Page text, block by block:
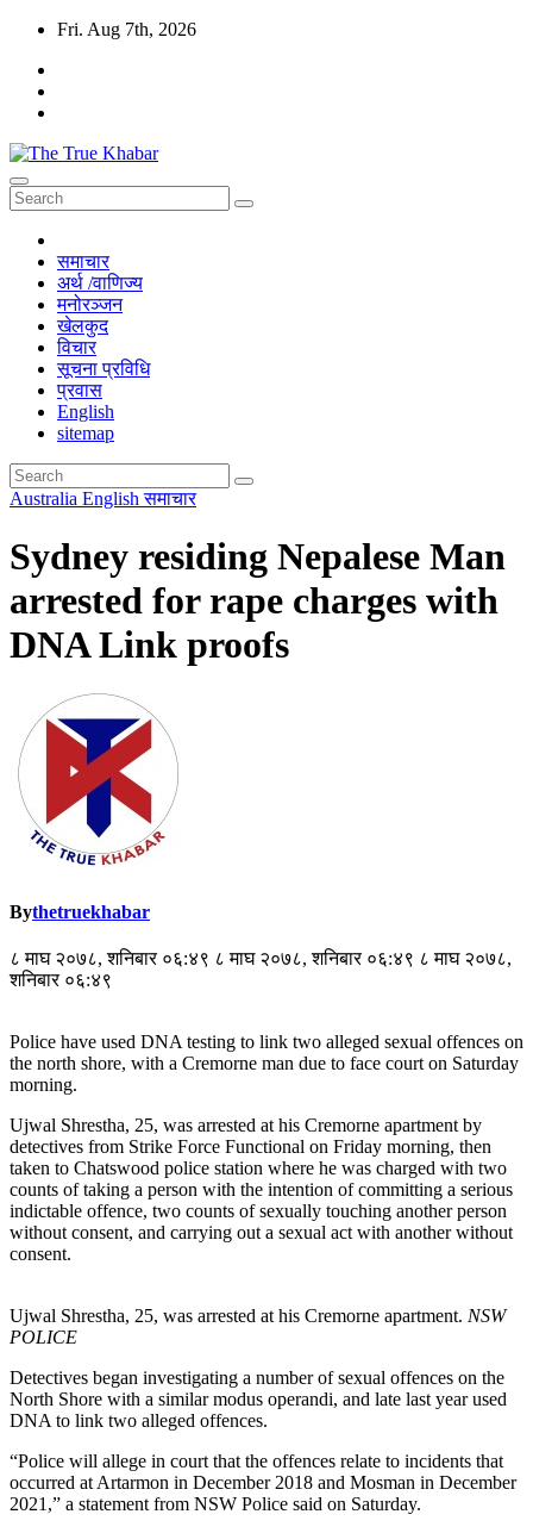
Skip
content
Fri. Aug 7th, 2026
The True Khabar
सत्य, निष्पक्ष र विश्वासिलो खबर True, Fair And Reliable News
समाचार
अर्थ /वाणिज्य
मनोरञ्जन
खेलकुद
विचार
सूचना प्रविधि
प्रवास
English
sitemap
Australia Englishसमाचार
Sydney residing Nepalese Man
arrested for rape charges with
DNA Link proofs
Bythetruekhabar
८ माघ २०७८, शनिबार ०६:४९ ८ माघ २०७८, शनिबार ०६:४९ ८ माघ २०७८,
शनिबार ०६:४९
Police have used DNA testing to link two alleged sexual offences on
the north shore, with a Cremorne man due to face court on Saturday
morning.
Ujwal Shrestha, 25, was arrested at his Cremorne apartment by
detectives from Strike Force Functional on Friday morning, then
taken to Chatswood police station where he was charged with two
counts of taking a person with the intention of committing a serious
indictable offence, two counts of sexually touching another person
without consent, and carrying out a sexual act with another without
consent.
Ujwal Shrestha, 25, was arrested at his Cremorne apartment. NSW
POLICE
Detectives began investigating a number of sexual offences on the
North Shore with a similar modus operandi, and late last year used
DNA to link two alleged offences.
“Police will allege in court that the offences relate to incidents that
occurred at Artarmon in December 2018 and Mosman in December
2021,” a statement from NSW Police said on Saturday.